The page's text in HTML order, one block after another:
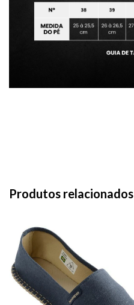
Produtos relacionados